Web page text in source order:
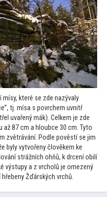
které se zde nazývaly
tj. mísa s povrchem uvnitř
uvařený mák). Celkem je zde
87 cm a hloubce 30 cm. Tyto
zvětrávání. Podle pověstí se jim
byly vytvořeny člověkem ke
strážních ohňů, k drcení obilí
výstupy a z vrcholů je omezený
Žďárských vrchů.